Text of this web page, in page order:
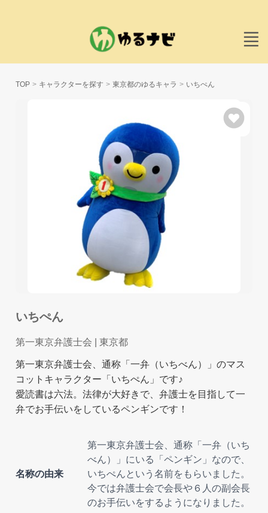
TOP キャラクターを探す 東京都のゆるキャラ いちぺん
いちぺん
第一東京弁護士会 | 東京都
第一東京弁護士会、通称「一弁（いちべん）」のマス
コットキャラクター「いちぺん」です♪
愛読書は六法。法律が大好きで、弁護士を目指して一
弁でお手伝いをしているペンギンです！
名称の由来
第一東京弁護士会、通称「一弁（いち
べん）」にいる「ペンギン」なので、
いちぺんという名前をもらいました。
今では弁護士会で会長や６人の副会長
のお手伝いをするようになりました。